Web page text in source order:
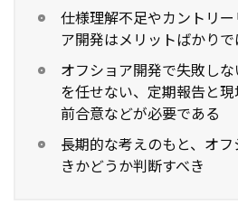
仕様理解不足やカントリ
ア開発はメリットばかり
オフショア開発で失敗し
を任せない、定期報告と
前合意などが必要である
長期的な考えのもと、オ
きかどうか判断すべき